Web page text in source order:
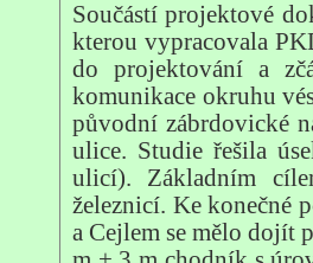
Součástí projektové
kterou vypracovala
do projektování a
komunikace okruhu
původní zábrdovické
ulice. Studie řešila
ulicí). Základním
železnicí. Ke konečné
a Cejlem se mělo dojít